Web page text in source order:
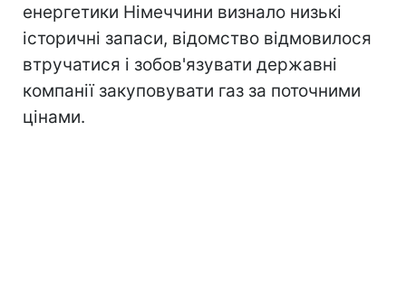
енергетики Німеччини визнало низькі
історичні запаси, відомство відмовилося
втручатися і зобов'язувати державні
компанії закуповувати газ за поточними
цінами.